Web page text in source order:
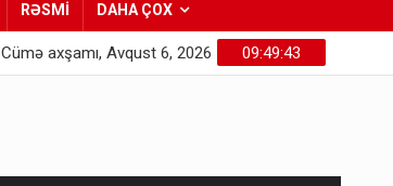
RƏSMİ DAHA ÇOX
09:49:45
Cümə axşamı, Avqust 6, 2026